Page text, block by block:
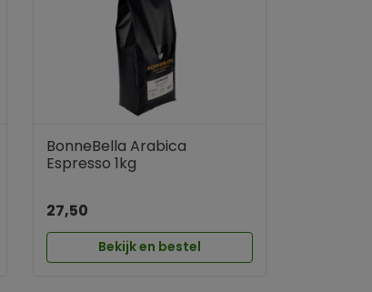
BonneBella Arabica
Espresso 1kg
27,50
Bekijk en bestel